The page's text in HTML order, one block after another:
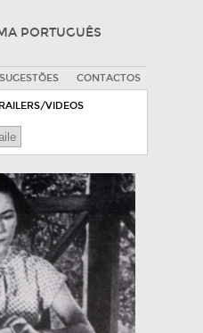
PORTUGUÊS
SUGESTÕES CONTACTOS
VIDEOS